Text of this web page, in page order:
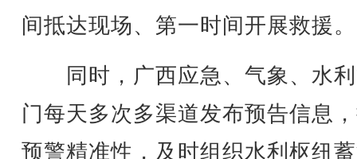
间抵达现场、第一时间开展救援。
同时，广西应急、气象、水
门每天多次多渠道发布预告信息
预警精准性，及时组织水利枢纽